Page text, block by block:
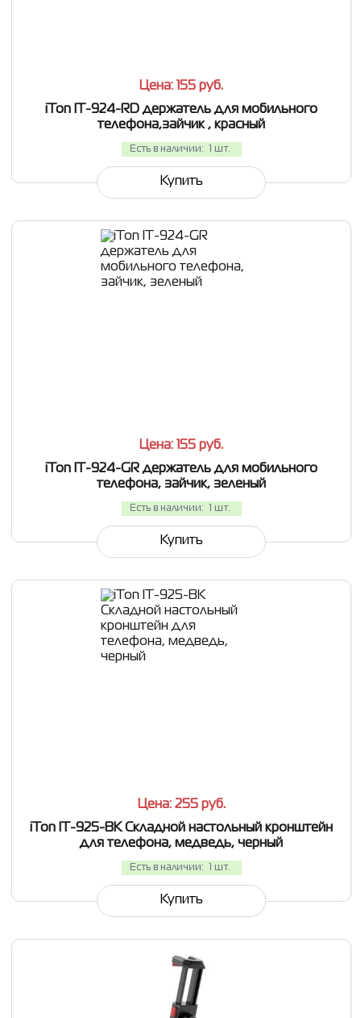
Цена: 155 руб.
iTon IT-924-RD держатель для мобильного
телефона,зайчик , красный
Есть в наличии: 1 шт.
Купить
Цена: 155 руб.
iTon IT-924-GR держатель для мобильного
телефона, зайчик, зеленый
Есть в наличии: 1 шт.
Купить
Цена: 255 руб.
iTon IT-925-BK Складной настольный кронштейн
для телефона, медведь, черный
Есть в наличии: 1 шт.
Купить